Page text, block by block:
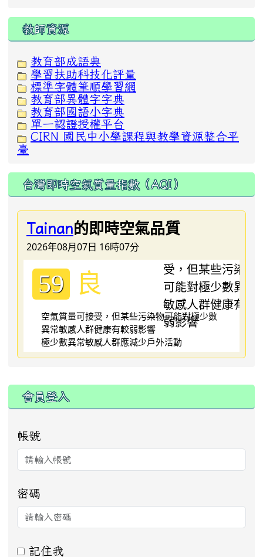
教師資源
教育部成語典
學習扶助科技化評量
標準字體筆順學習網
教育部異體字字典
教育部國語小字典
單一認證授權平台
CIRN 國民中小學課程與教學資源整合平
臺
台灣即時空氣質量指數（AQI）
Tainan的即時空氣品質
2026年08月07日 16時07分
59 良
空氣質量可接受，但某些污染物可能對極少數
異常敏感人群健康有較弱影響
極少數異常敏感人群應減少戶外活動
:::
會員登入
帳號
密碼
記住我